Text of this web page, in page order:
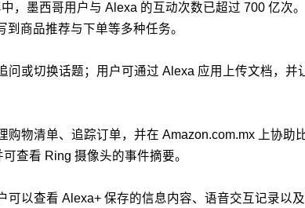
，墨西哥用户与 Alexa 的互动次数已超过 700 亿次
商品推荐与下单等多种任务。
或切换话题；用户可通过 Alexa 应用上传文档，
物清单、追踪订单，并在 Amazon.com.mx 上协
查看 Ring 摄像头的事件摘要。
以查看 Alexa+ 保存的信息内容、语音交互记录以